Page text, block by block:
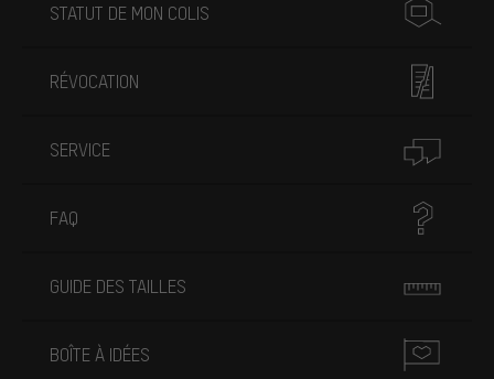
STATUT DE MON COLIS
RÉVOCATION
SERVICE
FAQ
GUIDE DES TAILLES
BOÎTE À IDÉES